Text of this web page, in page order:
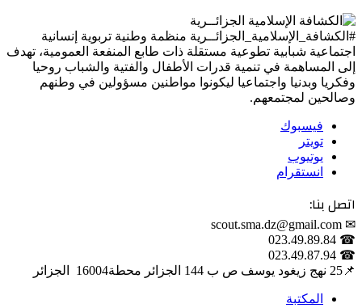
#الكشافة_الإسلامية_الجزائــرية منظمة وطنية تربوية إنسانية
اجتماعية شبابية تطوعية مستقلة ذات طابع المنفعة العمومية، تهدف
إلى المساهمة في تنمية قدرات الأطفال والفتية والشباب روحيا
وفكريا وبدنيا واجتماعيا ليكونوا مواطنين مسؤولين في وطنهم
وصالحين لمجتمعهم.
فيسبوك
تويتر
يوتيوب
انستقرام
اتصل بنا:
✉ scout.sma.dz@gmail.com
☎ 023.49.89.84
☎ 023.49.87.94
📌‎25 نهج زيغود يوسف ص ب 144 الجزائر محطة‎ 16004 الجزائر
المكتبة